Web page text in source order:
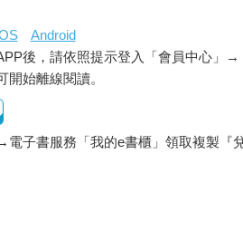
Android
後，請依照提示登入「會員中心」
開始離線閱讀。
子書服務「我的e書櫃」領取複製『